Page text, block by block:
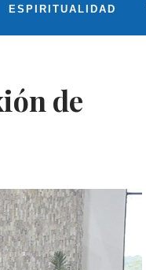
ESPIRITUALIDAD
de